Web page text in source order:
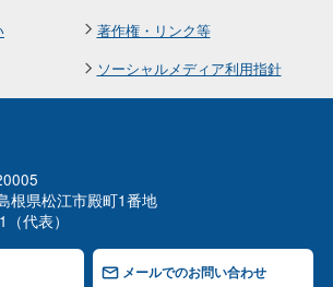
著作権・リンク等
ソーシャルメディア利用指針
県松江市殿町1番地
代表）
メールでのお問い合わせ